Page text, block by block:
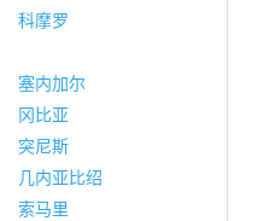
科摩罗
塞内加尔
冈比亚
突尼斯
几内亚比绍
索马里